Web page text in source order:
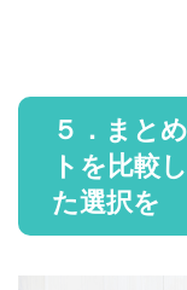
５．まと
トを比較
た選択を